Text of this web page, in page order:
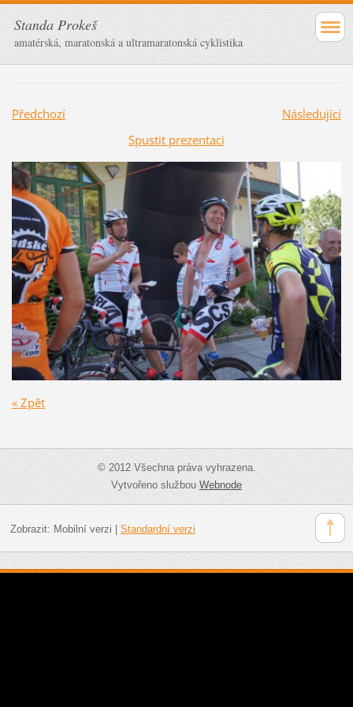
Standa Prokeš
amatérská, maratonská a ultramaratonská cyklistika
Předchozí
Následující
Spustit prezentaci
« Zpět
© 2012 Všechna práva vyhrazena.
Vytvořeno službouWebnode
Zobrazit: Mobilní verzi Standardní verzi